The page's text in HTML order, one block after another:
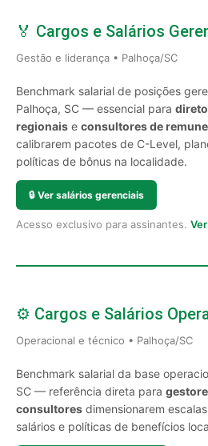
🏅 Cargos e Salários
Gestão e liderança • Palhoça/SC
Benchmark salarial de posições
Palhoça, SC — essencial para
regionais e consultores de
calibrarem pacotes de C-Level,
políticas de bônus na localidade.
🔒 Ver salários gerenciais
Acesso exclusivo para assinantes.
⚙️ Cargos e Salários
Operacional e técnico • Palhoça/SC
Benchmark salarial da base
SC — referência direta para
consultores dimensionarem
salários e políticas de benefícios